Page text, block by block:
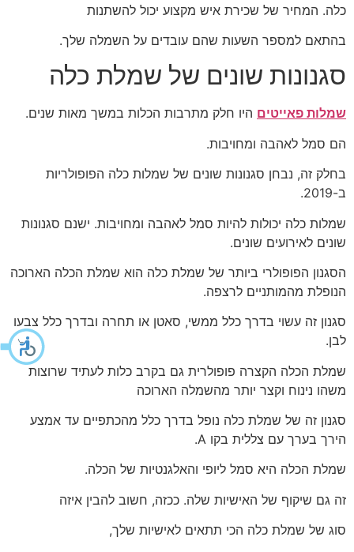
כלה. המחיר של שכירת איש מקצוע יכול להשתנות
בהתאם למספר השעות שהם עובדים על השמלה שלך.
סגנונות שונים של שמלת כלה
שמלות פאייטים היו חלק מתרבות הכלות במשך מאות שנים.
הם סמל לאהבה ומחויבות.
בחלק זה, נבחן סגנונות שונים של שמלות כלה הפופולריות
ב-2019.
שמלות כלה יכולות להיות סמל לאהבה ומחויבות. ישנם סגנונות
שונים לאירועים שונים.
הסגנון הפופולרי ביותר של שמלת כלה הוא שמלת הכלה הארוכה
הנופלת מהמותניים לרצפה.
סגנון זה עשוי בדרך כלל ממשי, סאטן או תחרה ובדרך כלל צבעו
לבן.
שמלת הכלה הקצרה פופולרית גם בקרב כלות לעתיד שרוצות
משהו נינוח וקצר יותר מהשמלה הארוכה
סגנון זה של שמלת כלה נופל בדרך כלל מהכתפיים עד אמצע
הירך בערך עם צללית בקו A.
שמלת הכלה היא סמל ליופי והאלגנטיות של הכלה.
זה גם שיקוף של האישיות שלה. ככזה, חשוב להבין איזה
סוג של שמלת כלה הכי תתאים לאישיות שלך,